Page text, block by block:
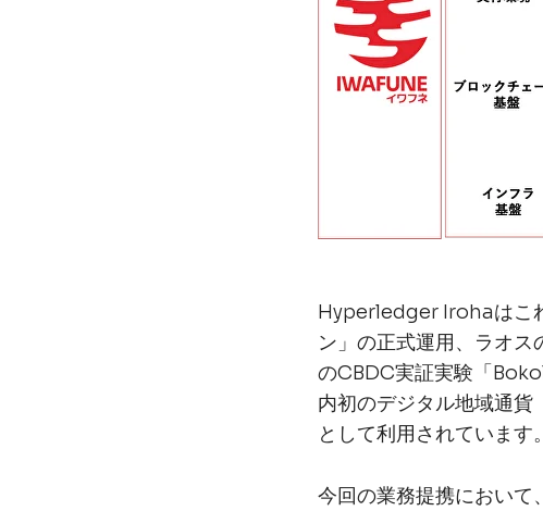
Hyperledger Irohaはこ
ン」の正式運用、ラオス
のCBDC実証実験「
内初のデジタル地域通
として利用されています。
今回の業務提携において